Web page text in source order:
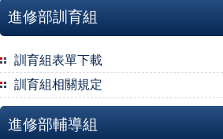
進修部訓育組
訓育組表單下載
訓育組相關規定
進修部輔導組